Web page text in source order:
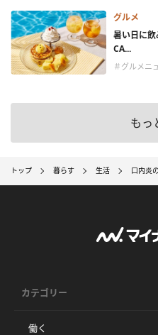
グルメ
暑い日に飲
CA...
＃グルメニ
もっ
トップ 暮らす 生活 口内炎
カテゴリー
働く